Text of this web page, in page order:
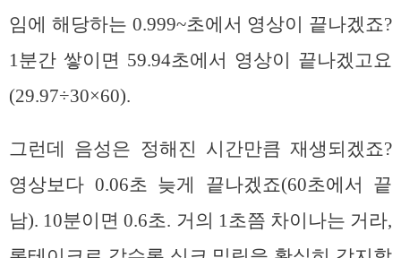
임에 해당하는 0.999~초에서 영상이 끝나겠죠?
1분간 쌓이면 59.94초에서 영상이 끝나겠고요
(29.97÷30×60).
그런데 음성은 정해진 시간만큼 재생되겠죠?
영상보다 0.06초 늦게 끝나겠죠(60초에서 끝
남). 10분이면 0.6초. 거의 1초쯤 차이나는 거라,